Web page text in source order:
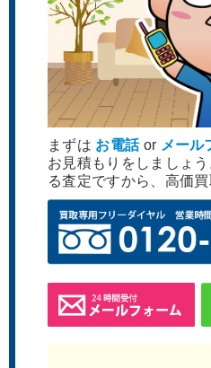
Melonbooks メロンブックス 珈
琲貴族 Glitter 麗 Girls Collection
ジークレー
まずは お電話or メール
お見積もりをしましょ
る査定ですから、高価買